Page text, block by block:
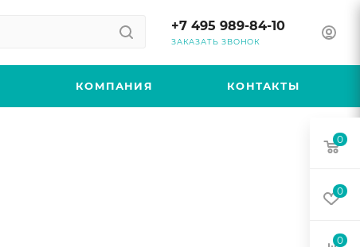
+7 495 989-84-10
ЗАКАЗАТЬ ЗВОНОК
КОМПАНИЯ КОНТАКТЫ
0
0
0